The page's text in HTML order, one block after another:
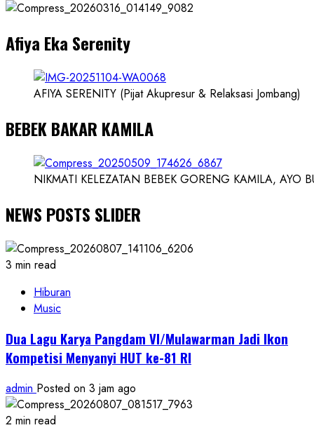
Dokter
Ilmuwan
Afiya Eka Serenity
AFIYA SERENITY (Pijat Akupresur & Relaksasi Jombang)
BEBEK BAKAR KAMILA
NIKMATI KELEZATAN BEBEK GORENG KAMILA, AYO
NEWS POSTS SLIDER
3 min read
Hiburan
Music
Dua Lagu Karya Pangdam VI/Mulawarman Jadi Ikon
Kompetisi Menyanyi HUT ke-81 RI
admin Posted on 3 jam ago
2 min read